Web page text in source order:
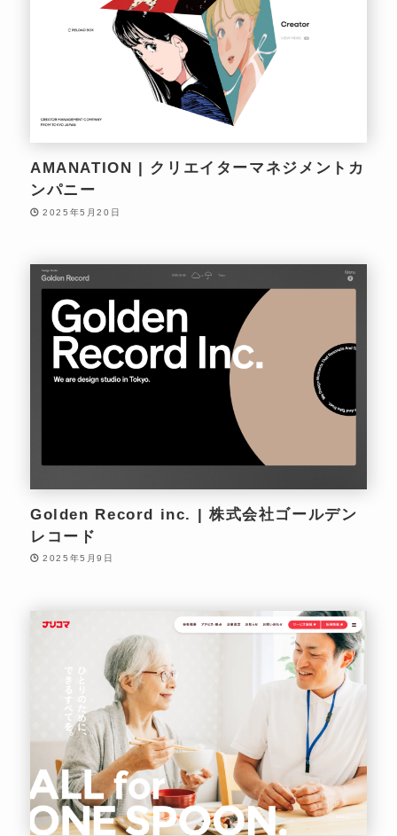
AMANATION | クリエイターマネジメントカ
ンパニー
2025年5月20日
Golden Record inc. | 株式会社ゴールデン
レコード
2025年5月9日